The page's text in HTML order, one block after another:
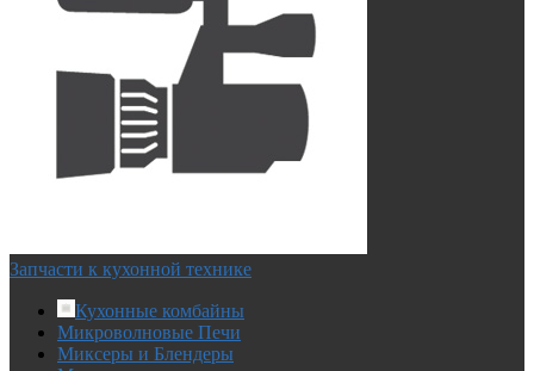
Запчасти к кухонной технике
Кухонные комбайны
Микроволновые Печи
Миксеры и Блендеры